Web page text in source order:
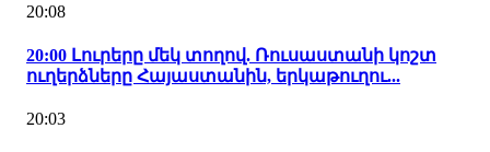
20:08
20:00 Լուրերը մեկ տողով. Ռուսաստանի կոշտ
ուղերձները Հայաստանին, երկաթուղու...
20:03